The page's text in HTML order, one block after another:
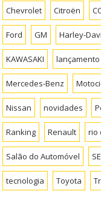
Chevrolet Citroën
Ford GM Harley-
KAWASAKI lançamento
Mercedes-Benz
Nissan novidades
Ranking Renault rio
Salão do Automóvel
tecnologia Toyota